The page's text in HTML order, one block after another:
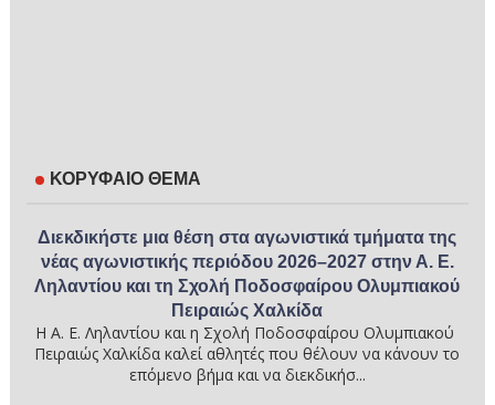
ΚΟΡΥΦΑΙΟ ΘΕΜΑ
Διεκδικήστε μια θέση στα αγωνιστικά τμήματα της
νέας αγωνιστικής περιόδου 2026–2027 στην Α. Ε.
Ληλαντίου και τη Σχολή Ποδοσφαίρου Ολυμπιακού
Πειραιώς Χαλκίδα
Η Α. Ε. Ληλαντίου και η Σχολή Ποδοσφαίρου Ολυμπιακού
Πειραιώς Χαλκίδα καλεί αθλητές που θέλουν να κάνουν το
επόμενο βήμα και να διεκδικήσ...